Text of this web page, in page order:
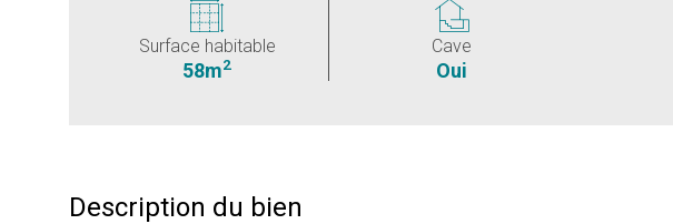
Surface habitable
58m2
Cave
Oui
Description du bien